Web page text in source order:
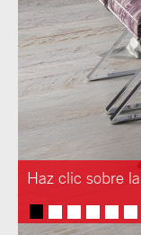
Haz clic sobre